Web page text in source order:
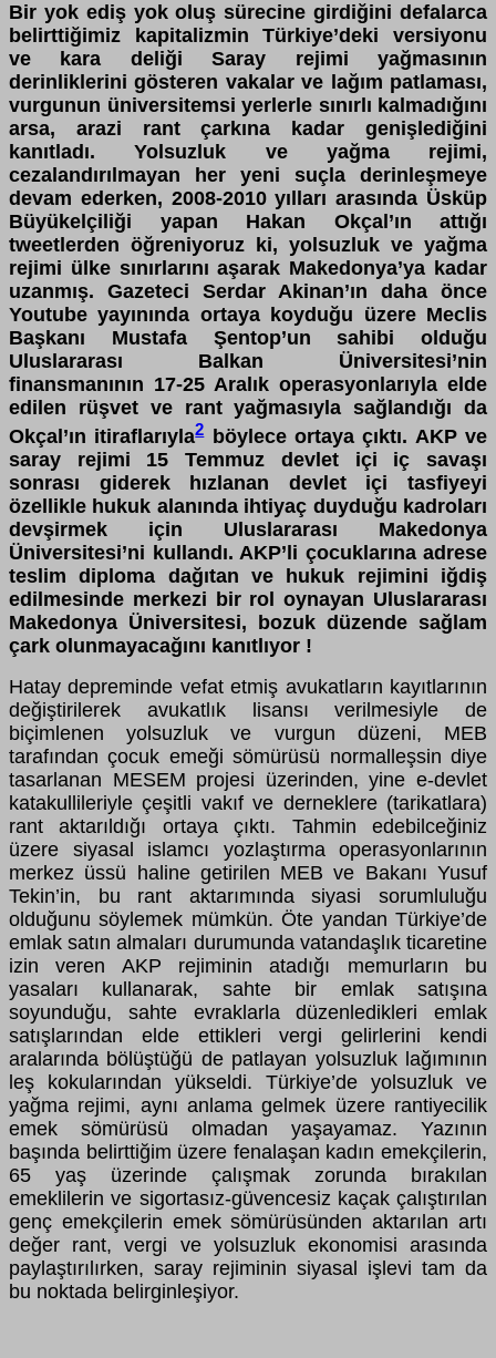
Bir yok ediş yok oluş sürecine girdiğini defalarca
belirttiğimiz kapitalizmin Türkiye’deki versiyonu
ve kara deliği Saray rejimi yağmasının
derinliklerini gösteren vakalar ve lağım patlaması,
vurgunun üniversitemsi yerlerle sınırlı kalmadığını
arsa, arazi rant çarkına kadar genişlediğini
kanıtladı. Yolsuzluk ve yağma rejimi,
cezalandırılmayan her yeni suçla derinleşmeye
devam ederken, 2008-2010 yılları arasında Üsküp
Büyükelçiliği yapan Hakan Okçal’ın attığı
tweetlerden öğreniyoruz ki, yolsuzluk ve yağma
rejimi ülke sınırlarını aşarak Makedonya’ya kadar
uzanmış. Gazeteci Serdar Akinan’ın daha önce
Youtube yayınında ortaya koyduğu üzere Meclis
Başkanı Mustafa Şentop’un sahibi olduğu
Uluslararası Balkan Üniversitesi’nin
finansmanının 17-25 Aralık operasyonlarıyla elde
edilen rüşvet ve rant yağmasıyla sağlandığı da
Okçal’ın itiraflarıyla2böylece ortaya çıktı. AKP ve
saray rejimi 15 Temmuz devlet içi iç savaşı
sonrası giderek hızlanan devlet içi tasfiyeyi
özellikle hukuk alanında ihtiyaç duyduğu kadroları
devşirmek için Uluslararası Makedonya
Üniversitesi’ni kullandı. AKP’li çocuklarına adrese
teslim diploma dağıtan ve hukuk rejimini iğdiş
edilmesinde merkezi bir rol oynayan Uluslararası
Makedonya Üniversitesi, bozuk düzende sağlam
çark olunmayacağını kanıtlıyor !
Hatay depreminde vefat etmiş avukatların kayıtlarının
değiştirilerek avukatlık lisansı verilmesiyle de
biçimlenen yolsuzluk ve vurgun düzeni, MEB
tarafından çocuk emeği sömürüsü normalleşsin diye
tasarlanan MESEM projesi üzerinden, yine e-devlet
katakullileriyle çeşitli vakıf ve derneklere (tarikatlara)
rant aktarıldığı ortaya çıktı. Tahmin edebilceğiniz
üzere siyasal islamcı yozlaştırma operasyonlarının
merkez üssü haline getirilen MEB ve Bakanı Yusuf
Tekin’in, bu rant aktarımında siyasi sorumluluğu
olduğunu söylemek mümkün. Öte yandan Türkiye’de
emlak satın almaları durumunda vatandaşlık ticaretine
izin veren AKP rejiminin atadığı memurların bu
yasaları kullanarak, sahte bir emlak satışına
soyunduğu, sahte evraklarla düzenledikleri emlak
satışlarından elde ettikleri vergi gelirlerini kendi
aralarında bölüştüğü de patlayan yolsuzluk lağımının
leş kokularından yükseldi. Türkiye’de yolsuzluk ve
yağma rejimi, aynı anlama gelmek üzere rantiyecilik
emek sömürüsü olmadan yaşayamaz. Yazının
başında belirttiğim üzere fenalaşan kadın emekçilerin,
65 yaş üzerinde çalışmak zorunda bırakılan
emeklilerin ve sigortasız-güvencesiz kaçak çalıştırılan
genç emekçilerin emek sömürüsünden aktarılan artı
değer rant, vergi ve yolsuzluk ekonomisi arasında
paylaştırılırken, saray rejiminin siyasal işlevi tam da
bu noktada belirginleşiyor.